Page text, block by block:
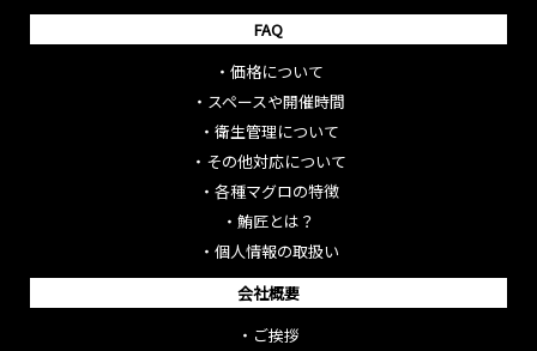
FAQ
・ 価格について
・ スペースや開催時間
・ 衛生管理について
・ その他対応について
・ 各種マグロの特徴
・ 鮪匠とは？
・ 個人情報の取扱い
会社概要
・ ご挨拶